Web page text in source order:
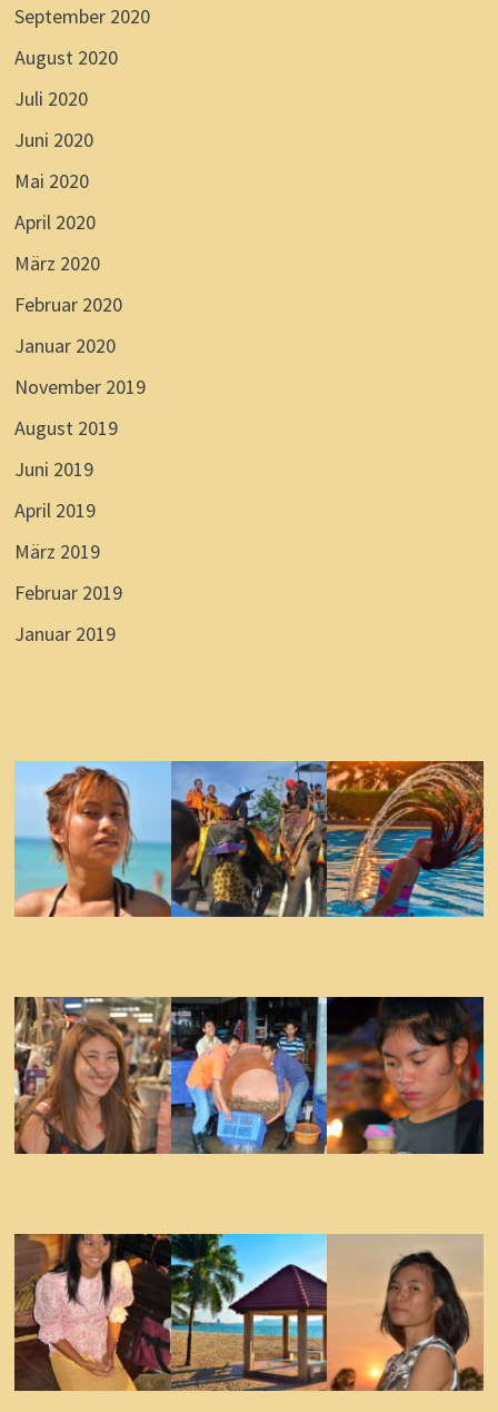
September 2020
August 2020
Juli 2020
Juni 2020
Mai 2020
April 2020
März 2020
Februar 2020
Januar 2020
November 2019
August 2019
Juni 2019
April 2019
März 2019
Februar 2019
Januar 2019